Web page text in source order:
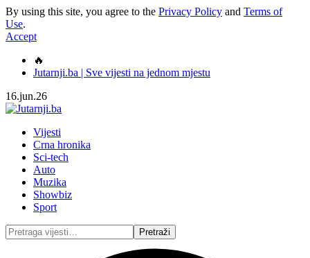
By using this site, you agree to the Privacy Policy and Terms of
Use.
Accept
🔥
Jutarnji.ba | Sve vijesti na jednom mjestu
16.jun.26
Vijesti
Crna hronika
Sci-tech
Auto
Muzika
Showbiz
Sport